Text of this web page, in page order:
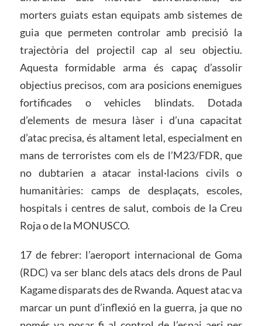
morters guiats estan equipats amb sistemes de
guia que permeten controlar amb precisió la
trajectòria del projectil cap al seu objectiu.
Aquesta formidable arma és capaç d’assolir
objectius precisos, com ara posicions enemigues
fortificades o vehicles blindats. Dotada
d’elements de mesura làser i d’una capacitat
d’atac precisa, és altament letal, especialment en
mans de terroristes com els de l’M23/FDR, que
no dubtarien a atacar instal·lacions civils o
humanitàries: camps de desplaçats, escoles,
hospitals i centres de salut, combois de la Creu
Roja o de la MONUSCO.
17 de febrer: l’aeroport internacional de Goma
(RDC) va ser blanc dels atacs dels drons de Paul
Kagame disparats des de Rwanda. Aquest atac va
marcar un punt d’inflexió en la guerra, ja que no